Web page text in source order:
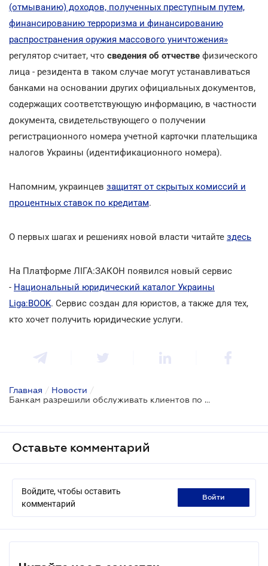
(отмыванию) доходов, полученных преступным путем,
финансированию терроризма и финансированию
распространения оружия массового уничтожения»
регулятор считает, что сведения об отчестве физического
лица - резидента в таком случае могут устанавливаться
банками на основании других официальных документов,
содержащих соответствующую информацию, в частности
документа, свидетельствующего о получении
регистрационного номера учетной карточки плательщика
налогов Украины (идентификационного номера).
Напомним, украинцев защитят от скрытых комиссий и
процентных ставок по кредитам.
О первых шагах и решениях новой власти читайте здесь
На Платформе ЛІГА:ЗАКОН появился новый сервис
- Национальный юридический каталог Украины
Liga:BOOK. Сервис создан для юристов, а также для тех,
кто хочет получить юридические услуги.
Главная / Новости /
Банкам разрешили обслуживать клиентов по загранпаспорту
Оставьте комментарий
Войдите, чтобы оставить
комментарий
войти